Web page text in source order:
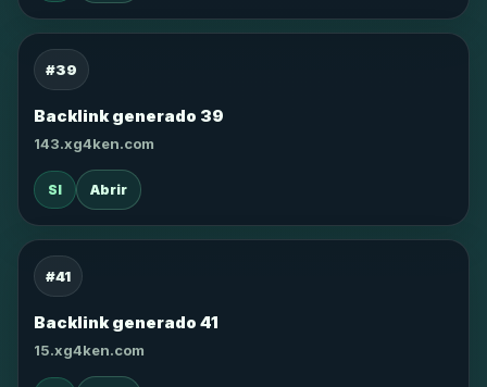
#39
Backlink generado 39
143.xg4ken.com
SI Abrir
#41
Backlink generado 41
15.xg4ken.com